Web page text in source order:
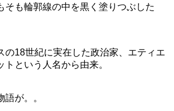
そも輪郭線の中を黒く塗りつぶした
の18世紀に実在した政治家、エティエ
トという人名から由来。
が。。